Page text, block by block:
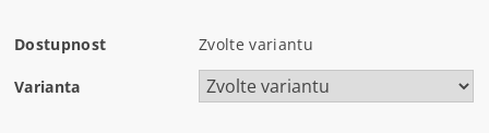
Dostupnost Zvolte variantu
Varianta